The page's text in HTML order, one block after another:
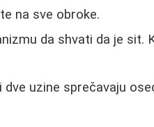
na sve obroke.
da shvati da je sit.
dve uzine sprečavaju